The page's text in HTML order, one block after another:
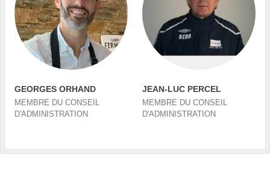
GEORGES ORHAND
MEMBRE DU CONSEIL
D'ADMINISTRATION
JEAN-LUC PERCEL
MEMBRE DU CONSEIL
D'ADMINISTRATION